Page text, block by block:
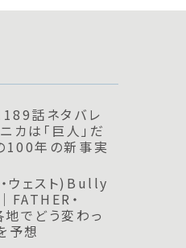
話ネタバレ
カは「巨人」だ
100年の新事実
ウェスト)Bully
FATHER・
でどう変わっ
予想